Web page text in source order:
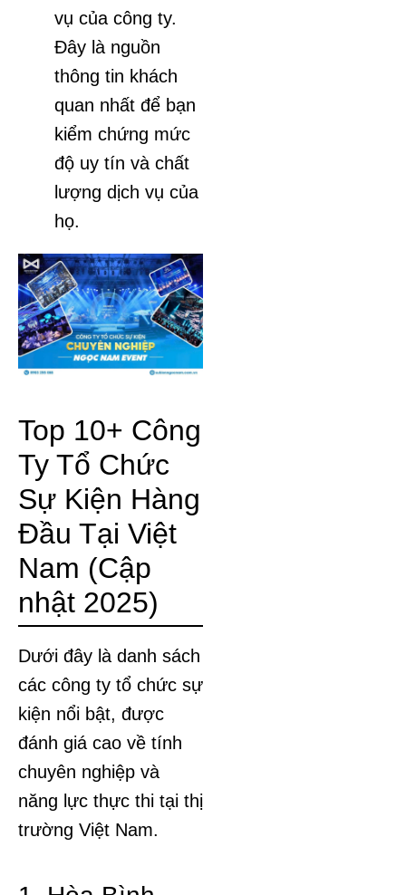
vụ của công ty.
Đây là nguồn
thông tin khách
quan nhất để bạn
kiểm chứng mức
độ uy tín và chất
lượng dịch vụ của
họ.
Top 10+ Công
Ty Tổ Chức
Sự Kiện Hàng
Đầu Tại Việt
Nam (Cập
nhật 2025)
Dưới đây là danh sách
các công ty tổ chức sự
kiện nổi bật, được
đánh giá cao về tính
chuyên nghiệp và
năng lực thực thi tại thị
trường Việt Nam.